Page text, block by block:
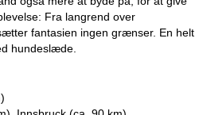
Fra langrend over
fantasien ingen grænser. En helt
hundeslæde.